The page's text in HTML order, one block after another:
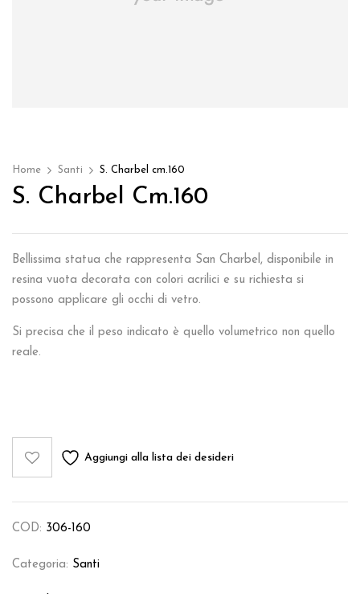
Home Santi S. Charbel cm.160
S. Charbel Cm.160
Bellissima statua che rappresenta San Charbel, disponibile in
resina vuota decorata con colori acrilici e su richiesta si
possono applicare gli occhi di vetro.
Si precisa che il peso indicato è quello volumetrico non quello
reale.
Aggiungi alla lista dei desideri
COD: 306-160
Categoria: Santi